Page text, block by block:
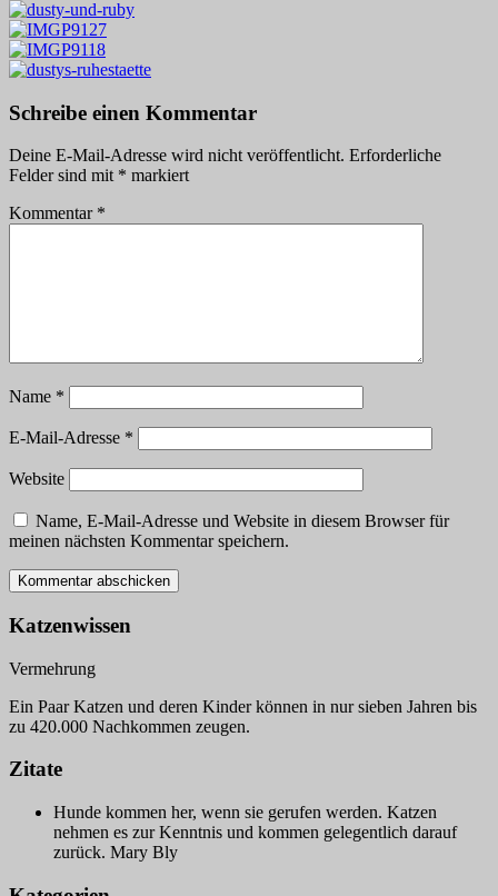
Schreibe einen Kommentar
Deine E-Mail-Adresse wird nicht veröffentlicht. Erforderliche
Felder sind mit * markiert
Kommentar *
Name *
E-Mail-Adresse *
Website
Name, E-Mail-Adresse und Website in diesem Browser für
meinen nächsten Kommentar speichern.
Katzenwissen
Vermehrung
Ein Paar Katzen und deren Kinder können in nur sieben Jahren bis
zu 420.000 Nachkommen zeugen.
Zitate
Hunde kommen her, wenn sie gerufen werden. Katzen
nehmen es zur Kenntnis und kommen gelegentlich darauf
zurück. Mary Bly